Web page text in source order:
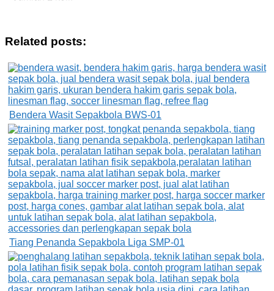
Related posts:
Bendera Wasit Sepakbola BWS-01
Tiang Penanda Sepakbola Liga SMP-01